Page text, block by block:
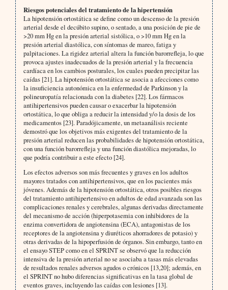
Riesgos potenciales del tratamiento de la hipertensión
La hipotensión ortostática se define como un descenso de la presión
arterial desde el decúbito supino, o sentado, a una posición de pie de
>20 mm Hg en la presión arterial sistólica, o >10 mm Hg en la
presión arterial diastólica, con síntomas de mareo, fatiga y
palpitaciones. La rigidez arterial altera la función barorrefleja, lo que
provoca ajustes inadecuados de la presión arterial y la frecuencia
cardíaca en los cambios posturales, los cuales pueden precipitar las
caídas [21]. La hipotensión ortostática se asocia a afecciones como
la insuficiencia autonómica en la enfermedad de Parkinson y la
polineuropatía relacionada con la diabetes [22]. Los fármacos
antihipertensivos pueden causar o exacerbar la hipotensión
ortostática, lo que obliga a reducir la intensidad y/o la dosis de los
medicamentos [23]. Paradójicamente, un metaanálisis reciente
demostró que los objetivos más exigentes del tratamiento de la
presión arterial reducen las probabilidades de hipotensión ortostática,
con una función barorrefleja y una función diastólica mejoradas, lo
que podría contribuir a este efecto [24].
Los efectos adversos son más frecuentes y graves en los adultos
mayores tratados con antihipertensivos, que en los pacientes más
jóvenes. Además de la hipotensión ortostática, otros posibles riesgos
del tratamiento antihipertensivo en adultos de edad avanzada son las
complicaciones renales y cerebrales, algunas derivadas directamente
del mecanismo de acción (hiperpotasemia con inhibidores de la
enzima convertidora de angiotensina (ECA), antagonistas de los
receptores de la angiotensina y diuréticos ahorradores de potasio) y
otras derivadas de la hipoperfusión de órganos. Sin embargo, tanto en
el ensayo STEP como en el SPRINT se observó que la reducción
intensiva de la presión arterial no se asociaba a tasas más elevadas
de resultados renales adversos agudos o crónicos [13,20]; además, en
el SPRINT no hubo diferencias significativas en la tasa global de
eventos graves, incluyendo las caídas con lesiones [13].